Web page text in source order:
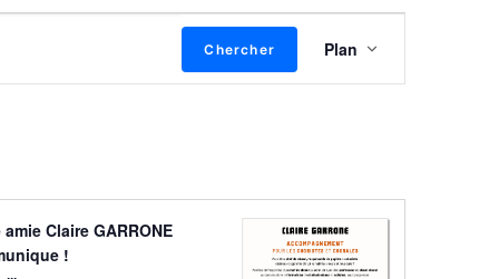
Chercher
de
vues
Plan
amie Claire GARRONE
!